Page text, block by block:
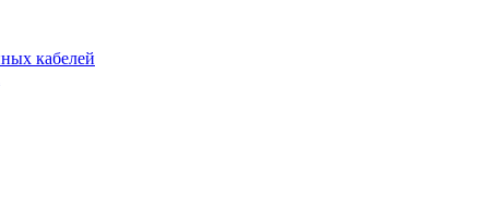
кабелей